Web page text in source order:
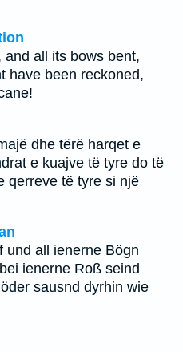
all its bows bent,
have been reckoned,
dhe tërë harqet e
e kuajve të tyre do të
qerreve të tyre si një
und all ienerne Bögn
ienerne Roß seind
sausnd dyrhin wie